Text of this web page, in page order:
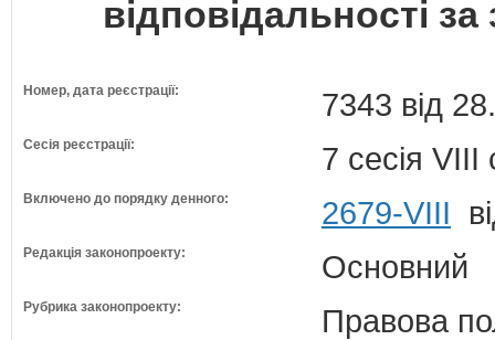
відповідальності
Номер, дата реєстрації: 7343 від
Сесія реєстрації: 7 сесія VIII
Включено до порядку денного: 2679-VIII
Редакція законопроекту: Основний
Рубрика законопроекту: Правова